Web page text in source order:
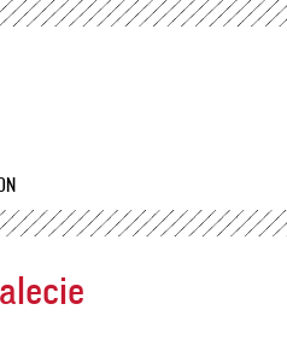
Przejdź